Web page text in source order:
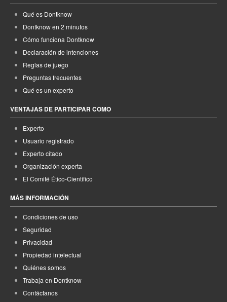
Qué es Dontknow
Dontknow en 2 minutos
Cómo funciona Dontknow
Declaración de intenciones
Reglas de juego
Preguntas frecuentes
Qué es un experto
VENTAJAS DE PARTICIPAR COMO
Experto
Usuario registrado
Experto citado
Organización experta
El Comité Ético-Científico
MÁS INFORMACIÓN
Condiciones de uso
Seguridad
Privacidad
Propiedad intelectual
Quiénes somos
Trabaja en Dontknow
Contáctanos